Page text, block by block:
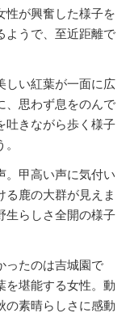
性が興奮した様子を
ようで、至近距離で
しい紅葉が一面に広
、思わず息をのんで
吐きながら歩く様子
甲高い声に気付い
る鹿の大群が見えま
生らしさ全開の様子
ったのは吉城園で
を堪能する女性。動
の素晴らしさに感動